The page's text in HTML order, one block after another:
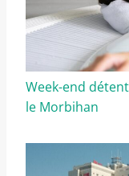
Week-end
le Morbihan